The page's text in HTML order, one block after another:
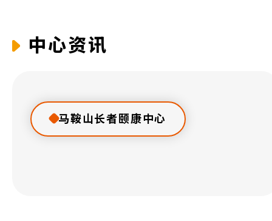
中心资讯
马鞍山长者颐康中心